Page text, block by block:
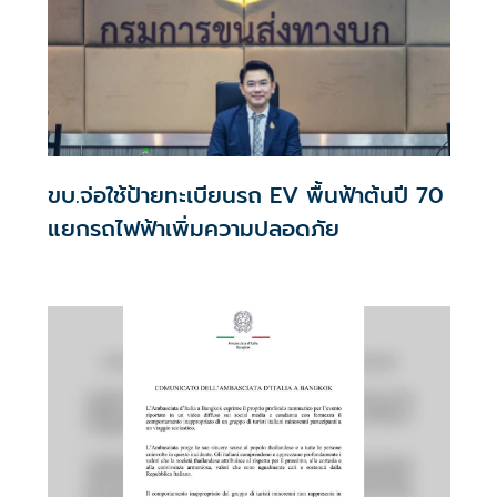
ขบ.จ่อใช้ป้ายทะเบียนรถ EV พื้นฟ้าต้นปี 70
แยกรถไฟฟ้าเพิ่มความปลอดภัย